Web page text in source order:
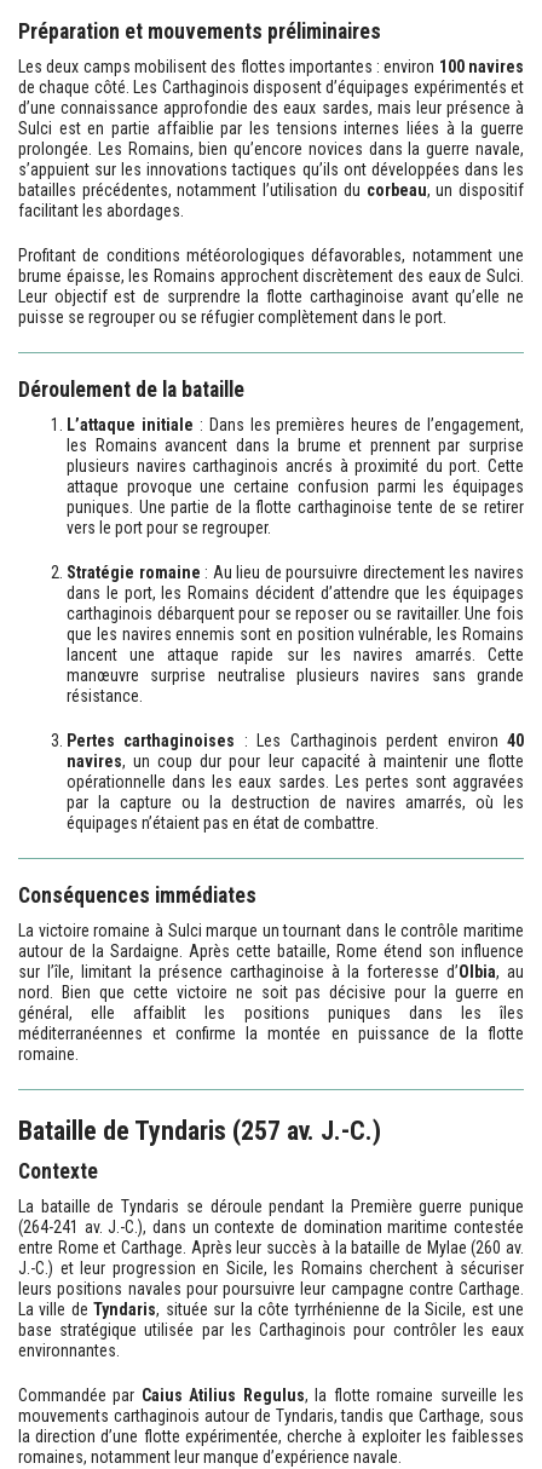
Préparation et mouvements préliminaires
Les deux camps mobilisent des flottes importantes : environ 100 navires
de chaque côté. Les Carthaginois disposent d’équipages expérimentés et
d’une connaissance approfondie des eaux sardes, mais leur présence à
Sulci est en partie affaiblie par les tensions internes liées à la guerre
prolongée. Les Romains, bien qu’encore novices dans la guerre navale,
s’appuient sur les innovations tactiques qu’ils ont développées dans les
batailles précédentes, notamment l’utilisation du corbeau, un dispositif
facilitant les abordages.
Profitant de conditions météorologiques défavorables, notamment une
brume épaisse, les Romains approchent discrètement des eaux de Sulci.
Leur objectif est de surprendre la flotte carthaginoise avant qu’elle ne
puisse se regrouper ou se réfugier complètement dans le port.
Déroulement de la bataille
L’attaque initiale : Dans les premières heures de l’engagement,
les Romains avancent dans la brume et prennent par surprise
plusieurs navires carthaginois ancrés à proximité du port. Cette
attaque provoque une certaine confusion parmi les équipages
puniques. Une partie de la flotte carthaginoise tente de se retirer
vers le port pour se regrouper.
Stratégie romaine : Au lieu de poursuivre directement les navires
dans le port, les Romains décident d’attendre que les équipages
carthaginois débarquent pour se reposer ou se ravitailler. Une fois
que les navires ennemis sont en position vulnérable, les Romains
lancent une attaque rapide sur les navires amarrés. Cette
manœuvre surprise neutralise plusieurs navires sans grande
résistance.
Pertes carthaginoises : Les Carthaginois perdent environ40
navires, un coup dur pour leur capacité à maintenir une flotte
opérationnelle dans les eaux sardes. Les pertes sont aggravées
par la capture ou la destruction de navires amarrés, où les
équipages n’étaient pas en état de combattre.
Conséquences immédiates
La victoire romaine à Sulci marque un tournant dans le contrôle maritime
autour de la Sardaigne. Après cette bataille, Rome étend son influence
sur l’île, limitant la présence carthaginoise à la forteresse d’Olbia, au
nord. Bien que cette victoire ne soit pas décisive pour la guerre en
général, elle affaiblit les positions puniques dans les îles
méditerranéennes et confirme la montée en puissance de la flotte
romaine.
Bataille de Tyndaris (257 av. J.-C.)
Contexte
La bataille de Tyndaris se déroule pendant la Première guerre punique
(264-241 av. J.-C.), dans un contexte de domination maritime contestée
entre Rome et Carthage. Après leur succès à la bataille de Mylae (260 av.
J.-C.) et leur progression en Sicile, les Romains cherchent à sécuriser
leurs positions navales pour poursuivre leur campagne contre Carthage.
La ville deTyndaris, située sur la côte tyrrhénienne de la Sicile, est une
base stratégique utilisée par les Carthaginois pour contrôler les eaux
environnantes.
Commandée par Caius Atilius Regulus, la flotte romaine surveille les
mouvements carthaginois autour de Tyndaris, tandis que Carthage, sous
la direction d’une flotte expérimentée, cherche à exploiter les faiblesses
romaines, notamment leur manque d’expérience navale.